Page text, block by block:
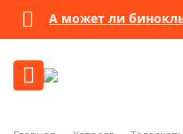
А может ли